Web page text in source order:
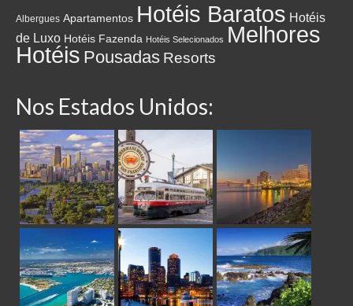
Albergues Apartamentos Hotéis Baratos Hotéis
de Luxo Hotéis Fazenda Hotéis Selecionados Melhores
Hotéis Pousadas Resorts
Nos Estados Unidos: